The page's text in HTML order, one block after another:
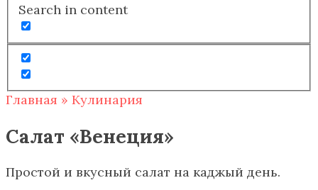
Search in content
Главная » Кулинария
Салат «Венеция»
Простой и вкусный салат на каджый день.